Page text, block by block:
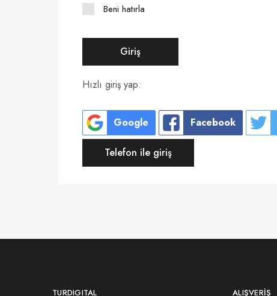
Beni hatırla
Giriş
Hızlı giriş yap:
Google Facebook
Telefon ile giriş
TURDIGITAL ALIŞVERIŞ